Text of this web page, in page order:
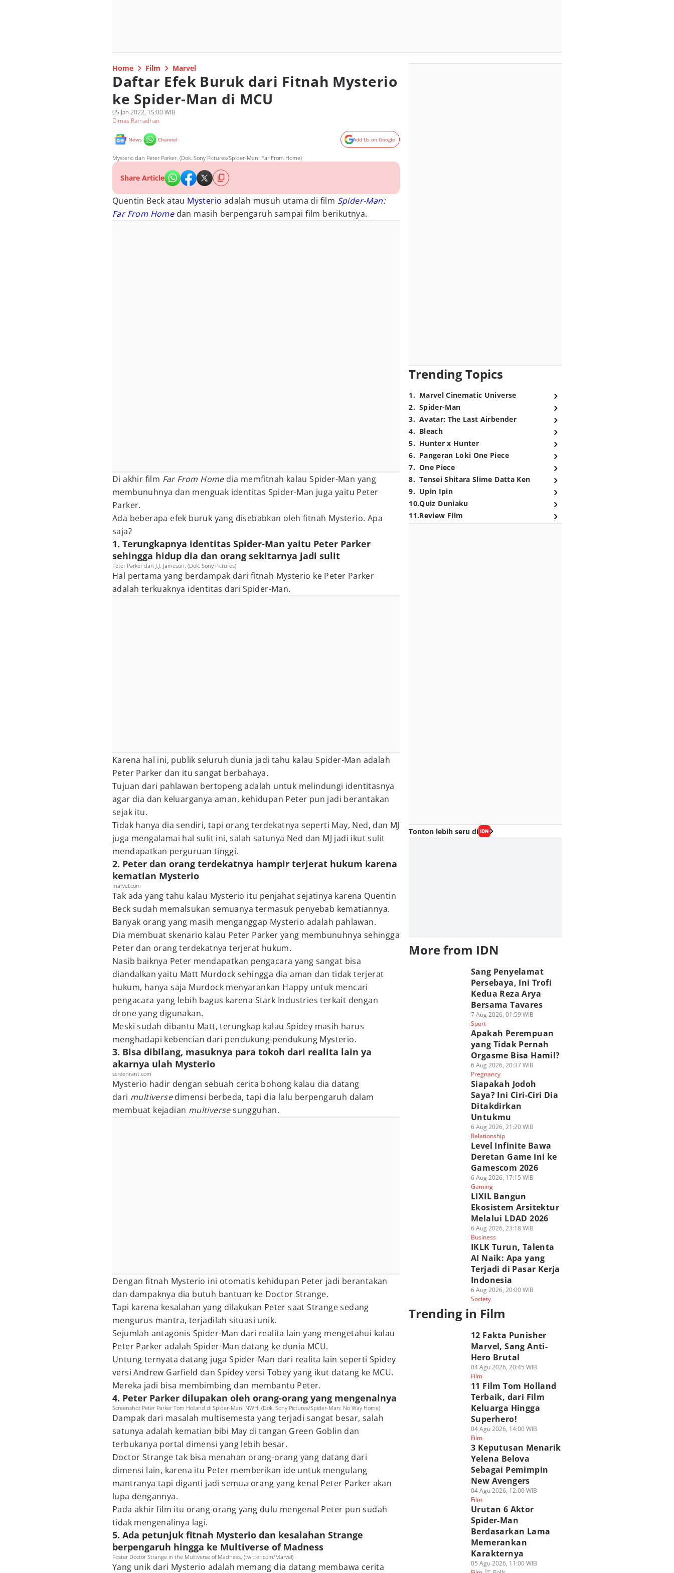
Home Film Marvel
Daftar Efek Buruk dari Fitnah Mysterio
ke Spider-Man di MCU
05 Jan 2022, 15:00 WIB
Dimas Ramadhan
News Channel Add Us on Google
Mysterio dan Peter Parker. (Dok. Sony Pictures/Spider-Man: Far From Home)
Share Article
Quentin Beck atau Mysterio adalah musuh utama di film Spider-Man:
Far From Home dan masih berpengaruh sampai film berikutnya.
Di akhir film Far From Home dia memfitnah kalau Spider-Man yang
membunuhnya dan menguak identitas Spider-Man juga yaitu Peter
Parker.
Ada beberapa efek buruk yang disebabkan oleh fitnah Mysterio. Apa
saja?
1. Terungkapnya identitas Spider-Man yaitu Peter Parker
sehingga hidup dia dan orang sekitarnya jadi sulit
Peter Parker dan J.J. Jameson. (Dok. Sony Pictures)
Hal pertama yang berdampak dari fitnah Mysterio ke Peter Parker
adalah terkuaknya identitas dari Spider-Man.
Karena hal ini, publik seluruh dunia jadi tahu kalau Spider-Man adalah
Peter Parker dan itu sangat berbahaya.
Tujuan dari pahlawan bertopeng adalah untuk melindungi identitasnya
agar dia dan keluarganya aman, kehidupan Peter pun jadi berantakan
sejak itu.
Tidak hanya dia sendiri, tapi orang terdekatnya seperti May, Ned, dan MJ
juga mengalamai hal sulit ini, salah satunya Ned dan MJ jadi ikut sulit
mendapatkan perguruan tinggi.
2. Peter dan orang terdekatnya hampir terjerat hukum karena
kematian Mysterio
marvel.com
Tak ada yang tahu kalau Mysterio itu penjahat sejatinya karena Quentin
Beck sudah memalsukan semuanya termasuk penyebab kematiannya.
Banyak orang yang masih menganggap Mysterio adalah pahlawan.
Dia membuat skenario kalau Peter Parker yang membunuhnya sehingga
Peter dan orang terdekatnya terjerat hukum.
Nasib baiknya Peter mendapatkan pengacara yang sangat bisa
diandalkan yaitu Matt Murdock sehingga dia aman dan tidak terjerat
hukum, hanya saja Murdock menyarankan Happy untuk mencari
pengacara yang lebih bagus karena Stark Industries terkait dengan
drone yang digunakan.
Meski sudah dibantu Matt, terungkap kalau Spidey masih harus
menghadapi kebencian dari pendukung-pendukung Mysterio.
3. Bisa dibilang, masuknya para tokoh dari realita lain ya
akarnya ulah Mysterio
screenrant.com
Mysterio hadir dengan sebuah cerita bohong kalau dia datang
dari multiversedimensi berbeda, tapi dia lalu berpengaruh dalam
membuat kejadian multiversesungguhan.
Dengan fitnah Mysterio ini otomatis kehidupan Peter jadi berantakan
dan dampaknya dia butuh bantuan ke Doctor Strange.
Tapi karena kesalahan yang dilakukan Peter saat Strange sedang
mengurus mantra, terjadilah situasi unik.
Sejumlah antagonis Spider-Man dari realita lain yang mengetahui kalau
Peter Parker adalah Spider-Man datang ke dunia MCU.
Untung ternyata datang juga Spider-Man dari realita lain seperti Spidey
versi Andrew Garfield dan Spidey versi Tobey yang ikut datang ke MCU.
Mereka jadi bisa membimbing dan membantu Peter.
4. Peter Parker dilupakan oleh orang-orang yang mengenalnya
Screenshot Peter Parker Tom Holland di Spider-Man: NWH. (Dok. Sony Pictures/Spider-Man: No Way Home)
Dampak dari masalah multisemesta yang terjadi sangat besar, salah
satunya adalah kematian bibi May di tangan Green Goblin dan
terbukanya portal dimensi yang lebih besar.
Doctor Strange tak bisa menahan orang-orang yang datang dari
dimensi lain, karena itu Peter memberikan ide untuk mengulang
mantranya tapi diganti jadi semua orang yang kenal Peter Parker akan
lupa dengannya.
Pada akhir film itu orang-orang yang dulu mengenal Peter pun sudah
tidak mengenalinya lagi.
5. Ada petunjuk fitnah Mysterio dan kesalahan Strange
berpengaruh hingga ke Multiverse of Madness
Poster Doctor Strange in the Multiverse of Madness. (twitter.com/Marvel)
Yang unik dari Mysterio adalah memang dia datang membawa cerita
Trending Topics
1. Marvel Cinematic Universe
2. Spider-Man
3. Avatar: The Last Airbender
4. Bleach
5. Hunter x Hunter
6. Pangeran Loki One Piece
7. One Piece
8. Tensei Shitara Slime Datta Ken
9. Upin Ipin
10.Quiz Duniaku
11.Review Film
Tonton lebih seru di
More from IDN
Sang Penyelamat
Persebaya, Ini Trofi
Kedua Reza Arya
Bersama Tavares
7 Aug 2026, 01:59 WIB
Sport
Apakah Perempuan
yang Tidak Pernah
Orgasme Bisa Hamil?
6 Aug 2026, 20:37 WIB
Pregnancy
Siapakah Jodoh
Saya? Ini Ciri-Ciri Dia
Ditakdirkan
Untukmu
6 Aug 2026, 21:20 WIB
Relationship
Level Infinite Bawa
Deretan Game Ini ke
Gamescom 2026
6 Aug 2026, 17:15 WIB
Gaming
LIXIL Bangun
Ekosistem Arsitektur
Melalui LDAD 2026
6 Aug 2026, 23:18 WIB
Business
IKLK Turun, Talenta
AI Naik: Apa yang
Terjadi di Pasar Kerja
Indonesia
6 Aug 2026, 20:00 WIB
Society
Trending in Film
12 Fakta Punisher
Marvel, Sang Anti-
Hero Brutal
04 Agu 2026, 20:45 WIB
Film
11 Film Tom Holland
Terbaik, dari Film
Keluarga Hingga
Superhero!
04 Agu 2026, 14:00 WIB
Film
3 Keputusan Menarik
Yelena Belova
Sebagai Pemimpin
New Avengers
04 Agu 2026, 12:00 WIB
Film
Urutan 6 Aktor
Spider-Man
Berdasarkan Lama
Memerankan
Karakternya
05 Agu 2026, 11:00 WIB